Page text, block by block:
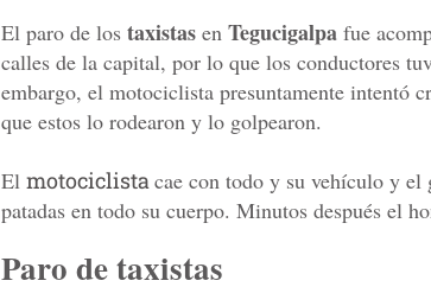
El paro de los taxistas en Tegucigalpa fue
calles de la capital, por lo que los conductores
embargo, el motociclista presuntamente intentó
que estos lo rodearon y lo golpearon.
El motociclistacae con todo y su vehículo y el
patadas en todo su cuerpo. Minutos después el
Paro de taxistas